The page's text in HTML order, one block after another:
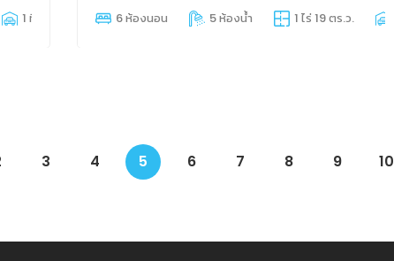
1 ที่จอดรถ 6 ห้องนอน 5 ห้องน้ำ 1 ไร่ 19 ตร.ว.
3 4 5 6 7 8 9 10